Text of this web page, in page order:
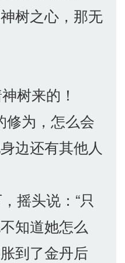
树之心，那无
树来的！
为，怎么会
边还有其他人
摇头说：“只
知道她怎么
到了金丹后